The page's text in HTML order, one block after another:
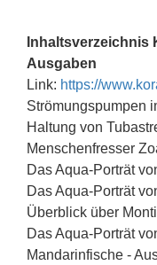
Inhaltsverzeichnis
Ausgaben
Link: https://
Strömungspumpen
Haltung von
Menschenfresser
Das Aqua-Porträt
Das Aqua-Porträt
Überblick über
Das Aqua-Porträt
Mandarinfische -